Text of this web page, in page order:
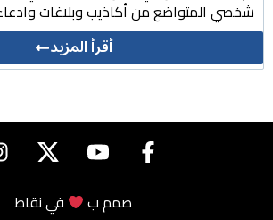
شخصي المتواضع من أكاذيب وبلاغات
أقرأ المزيد
صمم ب فينقاط